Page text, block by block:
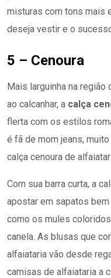
misturas com tons mais
deseja vestir e o
5 – Cenoura
Mais larguinha na região
ao calcanhar, a calça
flerta com os estilos
é fã de mom jeans,
calça cenoura de
Com sua barra curta, a
apostar em sapatos
como os mules
canela. As blusas que
alfaiataria vão desde
camisas de alfaiataria a